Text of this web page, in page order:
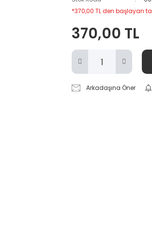
*370,00 TL den başlayan
370,00 TL
Arkadaşına Öner